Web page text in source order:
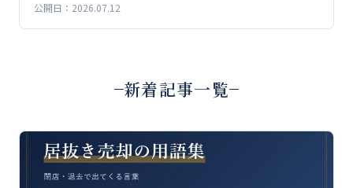
公開日：2026.07.12
新着記事一覧